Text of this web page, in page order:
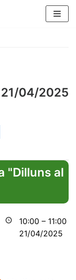
21/04/2025
"Dilluns al
10:00 – 11:00
21/04/2025